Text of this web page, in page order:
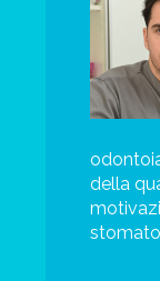
della